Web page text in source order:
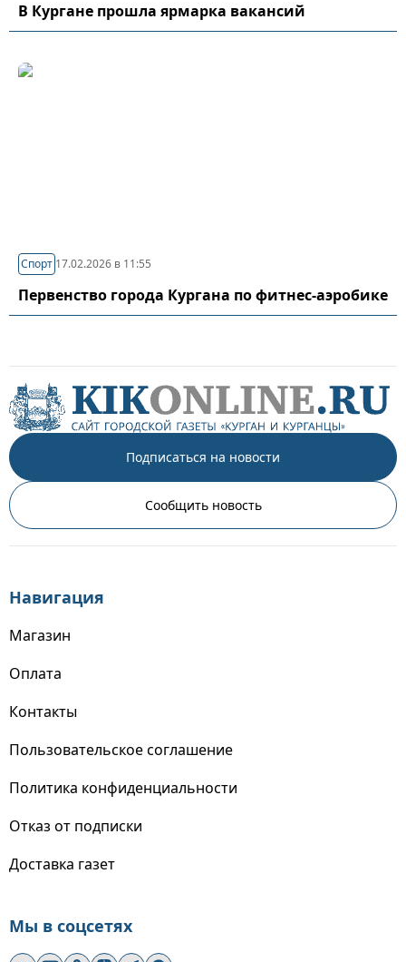
В Кургане прошла ярмарка вакансий
Спорт 17.02.2026 в 11:55
Первенство города Кургана по фитнес-аэробике
Подписаться на новости
Сообщить новость
Навигация
Магазин
Оплата
Контакты
Пользовательское соглашение
Политика конфиденциальности
Отказ от подписки
Доставка газет
Мы в соцсетях